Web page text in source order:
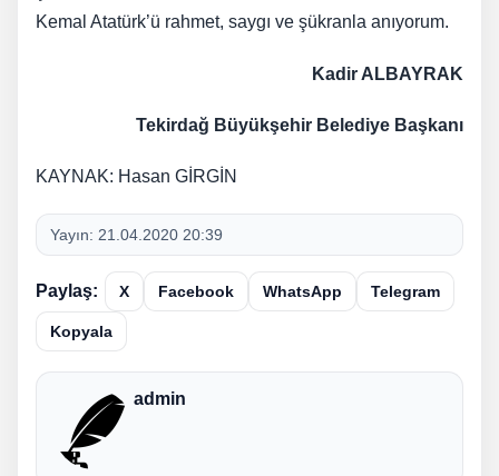
Kemal Atatürk’ü rahmet, saygı ve şükranla anıyorum.
Kadir ALBAYRAK
Tekirdağ Büyükşehir Belediye Başkanı
KAYNAK: Hasan GİRGİN
Yayın: 21.04.2020 20:39
Paylaş: X Facebook WhatsApp Telegram
Kopyala
admin